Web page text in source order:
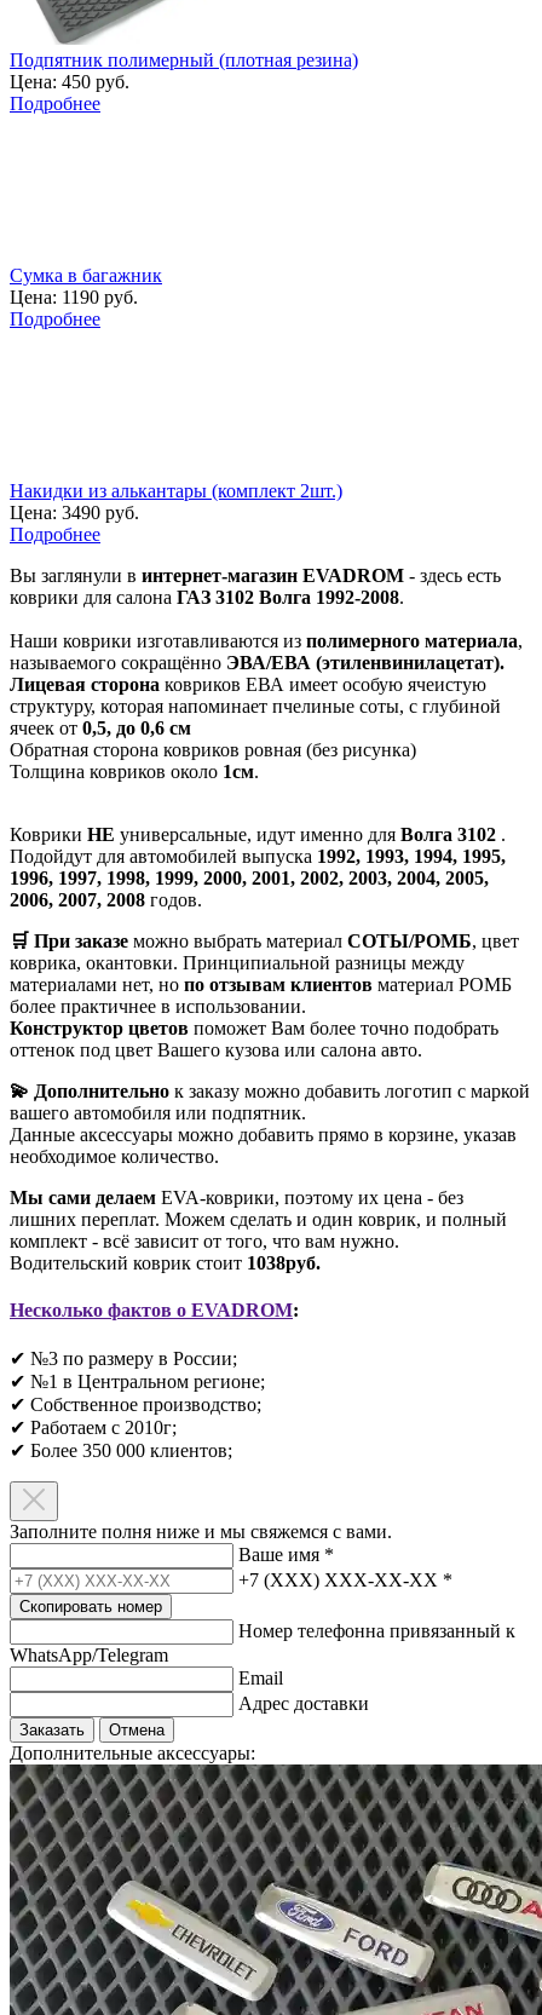
Подпятник полимерный (плотная резина)
Цена: 450 руб.
Подробнее
Сумка в багажник
Цена: 1190 руб.
Подробнее
Накидки из алькантары (комплект 2шт.)
Цена: 3490 руб.
Подробнее
Вы заглянули в интернет-магазин EVADROM - здесь есть
коврики для салона ГАЗ 3102 Волга 1992-2008.
Наши коврики изготавливаются из полимерного материала,
называемого сокращённо ЭВА/ЕВА (этиленвинилацетат).
Лицевая сторона ковриков ЕВА имеет особую ячеистую
структуру, которая напоминает пчелиные соты, с глубиной
ячеек от 0,5, до 0,6 см
Обратная сторона ковриков ровная (без рисунка)
Толщина ковриков около 1см.
Коврики НЕ универсальные, идут именно для Волга 3102 .
Подойдут для автомобилей выпуска 1992, 1993, 1994, 1995,
1996, 1997, 1998, 1999, 2000, 2001, 2002, 2003, 2004, 2005,
2006, 2007, 2008 годов.
🛒 При заказе можно выбрать материал СОТЫ/РОМБ, цвет
коврика, окантовки. Принципиальной разницы между
материалами нет, но по отзывам клиентов материал РОМБ
более практичнее в использовании.
Конструктор цветов поможет Вам более точно подобрать
оттенок под цвет Вашего кузова или салона авто.
💫 Дополнительно к заказу можно добавить логотип с маркой
вашего автомобиля или подпятник.
Данные аксессуары можно добавить прямо в корзине, указав
необходимое количество.
Мы сами делаем EVA-коврики, поэтому их цена - без
лишних переплат. Можем сделать и один коврик, и полный
комплект - всё зависит от того, что вам нужно.
Водительский коврик стоит 1038руб.
Несколько фактов о EVADROM:
✔ №3 по размеру в России;
✔ №1 в Центральном регионе;
✔ Собственное производство;
✔ Работаем с 2010г;
✔ Более 350 000 клиентов;​
Заполните полня ниже и мы свяжемся с вами.
Ваше имя *
+7 (XXX) XXX-XX-XX *
Скопировать номер
Номер телефонна привязанный к
WhatsApp/Telegram
Email
Адрес доставки
Заказать Отмена
Дополнительные аксессуары: